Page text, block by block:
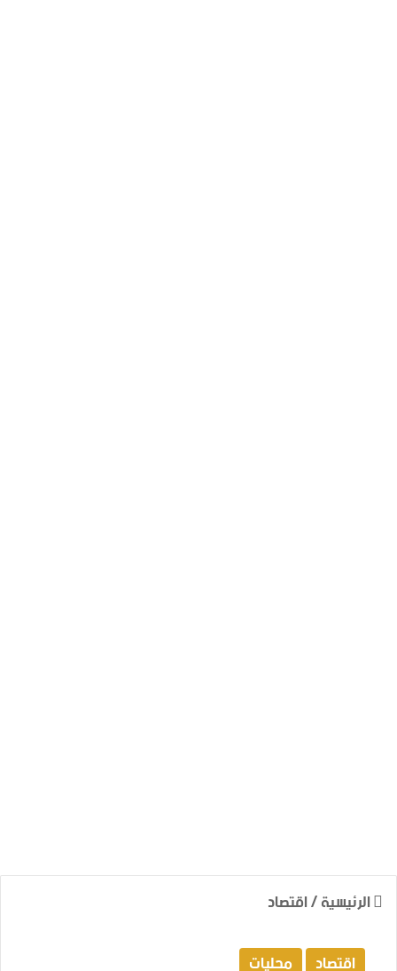
الرئيسية/اقتصاد
اقتصاد
محليات